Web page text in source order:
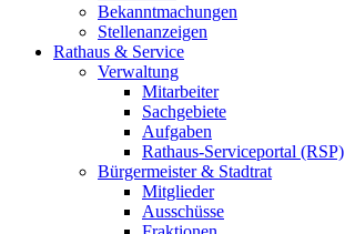
Bekanntmachungen
Stellenanzeigen
Rathaus & Service
Verwaltung
Mitarbeiter
Sachgebiete
Aufgaben
Rathaus-Serviceportal (RSP)
Bürgermeister & Stadtrat
Mitglieder
Ausschüsse